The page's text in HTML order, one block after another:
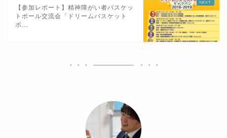
【参加レポート】精神障がい者バスケッ
トボール交流会「ドリームバスケット
ボ...